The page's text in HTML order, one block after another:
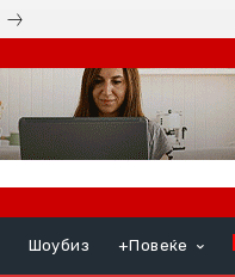
Шоубиз +Повеќе